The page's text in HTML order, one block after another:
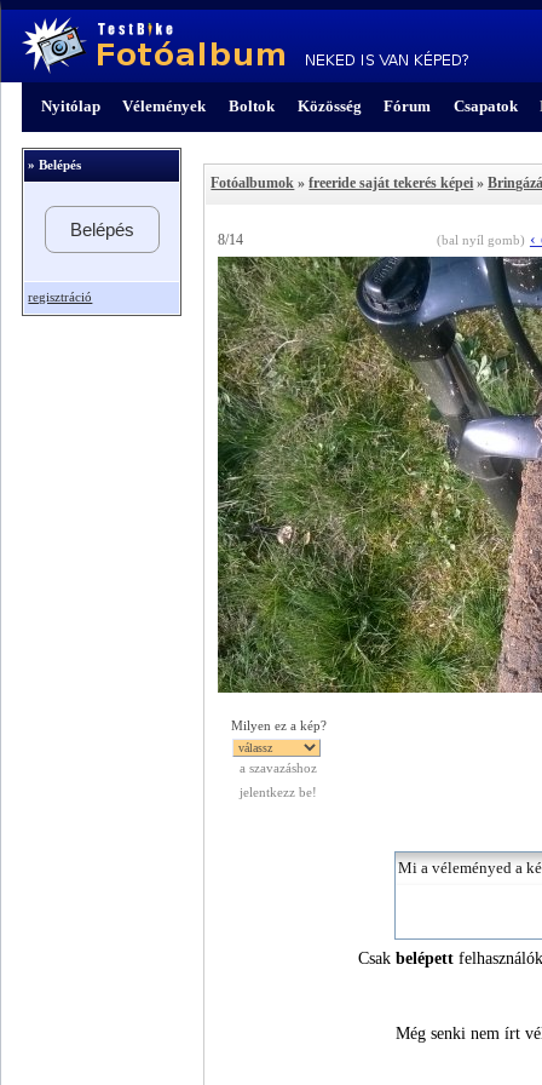
Nyitólap Vélemények Boltok Közösség Fórum Csapatok
» Belépés
Belépés
regisztráció
Fotóalbumok »freeride saját tekerés képei »
8/14 (bal nyíl gomb) ‹
Milyen ez a kép?
a szavazáshoz
jelentkezz be!
Csakbelépett
Még senki nem írt